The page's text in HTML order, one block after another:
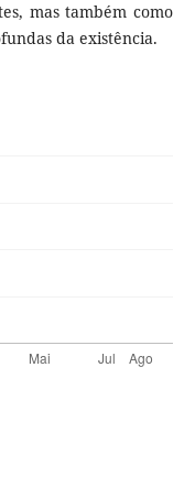
mas também como
da existência.